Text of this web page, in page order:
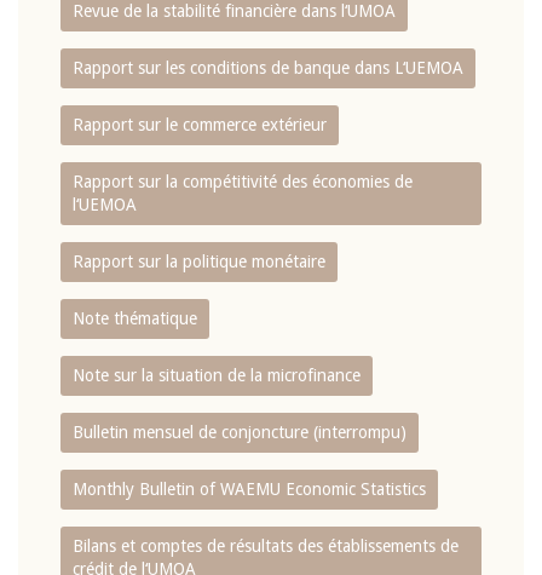
Revue de la stabilité financière dans l‘UMOA
Rapport sur les conditions de banque dans L‘UEMOA
Rapport sur le commerce extérieur
Rapport sur la compétitivité des économies de
l‘UEMOA
Rapport sur la politique monétaire
Note thématique
Note sur la situation de la microfinance
Bulletin mensuel de conjoncture (interrompu)
Monthly Bulletin of WAEMU Economic Statistics
Bilans et comptes de résultats des établissements de
crédit de l‘UMOA